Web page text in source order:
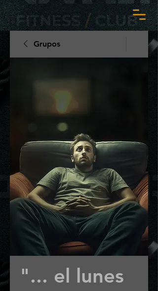
Grupos
"... el lunes